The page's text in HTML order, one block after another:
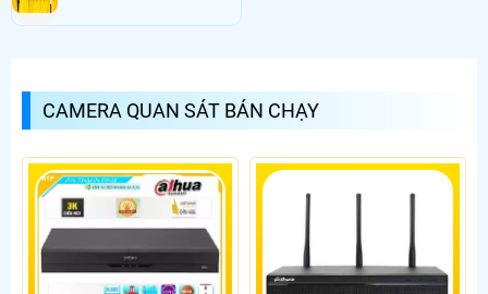
CAMERA QUAN SÁT BÁN CHẠY